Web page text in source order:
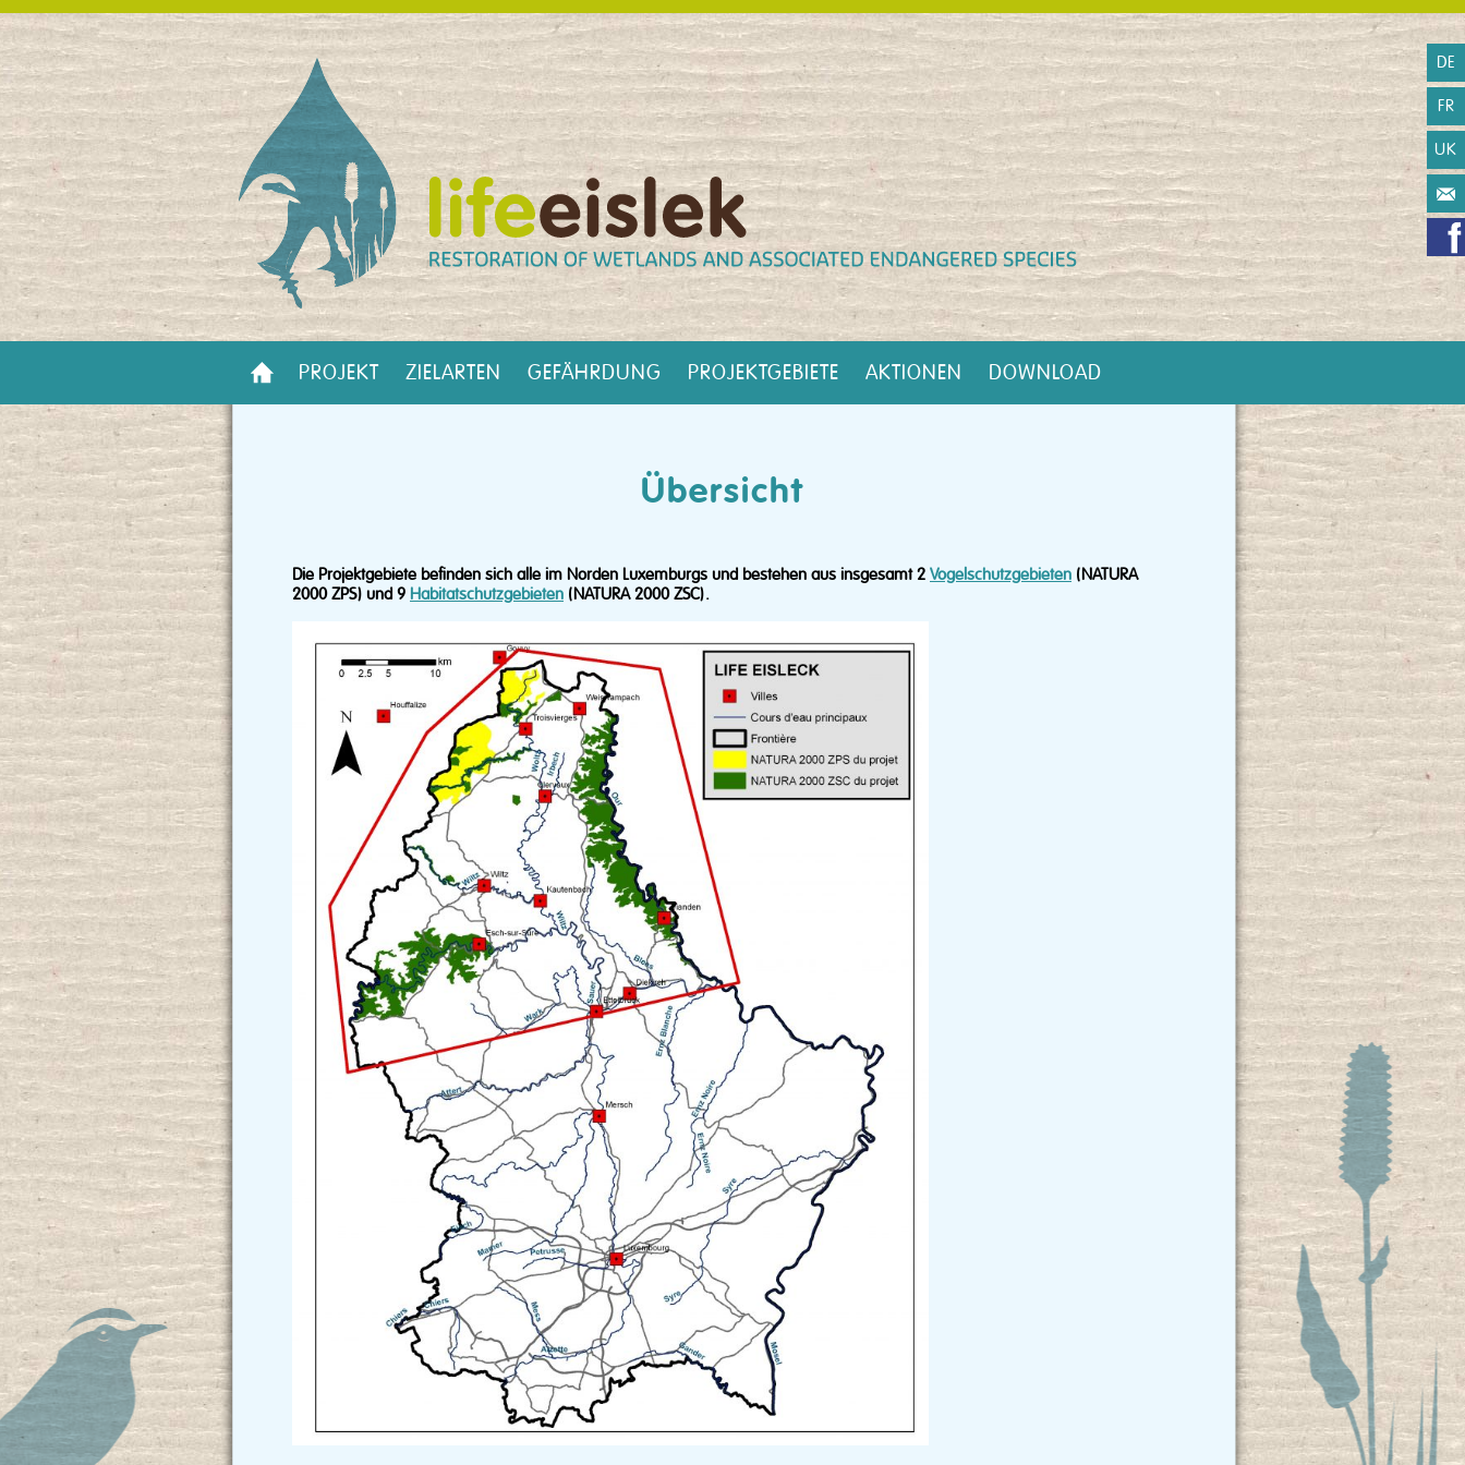
PROJEKT ZIELARTEN GEFÄHRDUNG PROJEKTGEBIETE AKTIONEN DOWNLOAD
DE
FR
UK
Übersicht
Die Projektgebiete befinden sich alle im Norden Luxemburgs und bestehen aus insgesamt 2 Vogelschutzgebieten (NATURA
2000 ZPS) und 9 Habitatschutzgebieten (NATURA 2000 ZSC).